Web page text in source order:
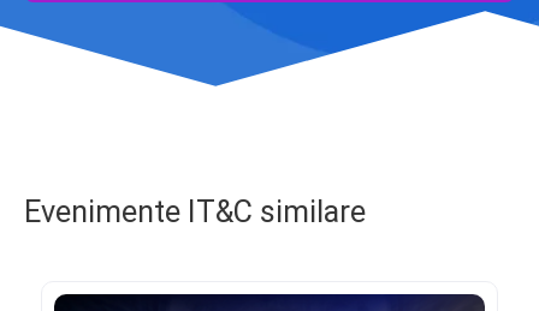
Evenimente IT&C similare